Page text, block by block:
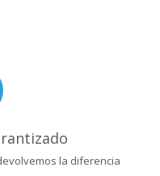
la diferencia